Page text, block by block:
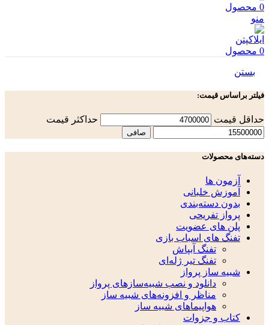
0 محصول
منو
0 محصول
بستن
فیلتر براساس قیمت:
حداقل قیمت حداكثر قيمت
صافی
دسته‌های محصولات
آزمون ها
آموزش خلبانی
بدون دسته‌بندی
پرواز تفریحی
پلن های عضویت
تفنگ های اسباب بازی
تفنگ آبپاش
تفنگ تیر ژله‌ای
شبیه ساز پرواز
دانلود و نصب شبیه‌سازهای پرواز
مناظر و افزونه‌های شبیه ساز
هواپیماهای شبیه ساز
کتاب و جزوات